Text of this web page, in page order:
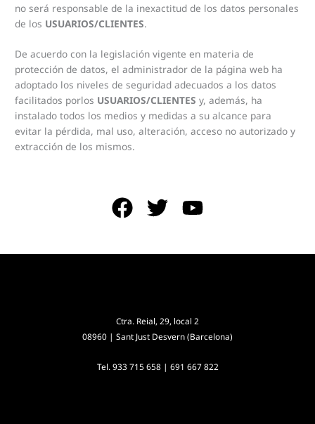
no será responsable de la inexactitud de los datos personales
de los USUARIOS/CLIENTES.
De acuerdo con la legislación vigente en materia de
protección de datos, el administrador de la página web ha
adoptado los niveles de seguridad adecuados a los datos
facilitados porlos USUARIOS/CLIENTES y, además, ha
instalado todos los medios y medidas a su alcance para
evitar la pérdida, mal uso, alteración, acceso no autorizado y
extracción de los mismos.
Ctra. Reial, 29, local 2
08960 | Sant Just Desvern (Barcelona)
Tel.933 715 658| 691 667 822